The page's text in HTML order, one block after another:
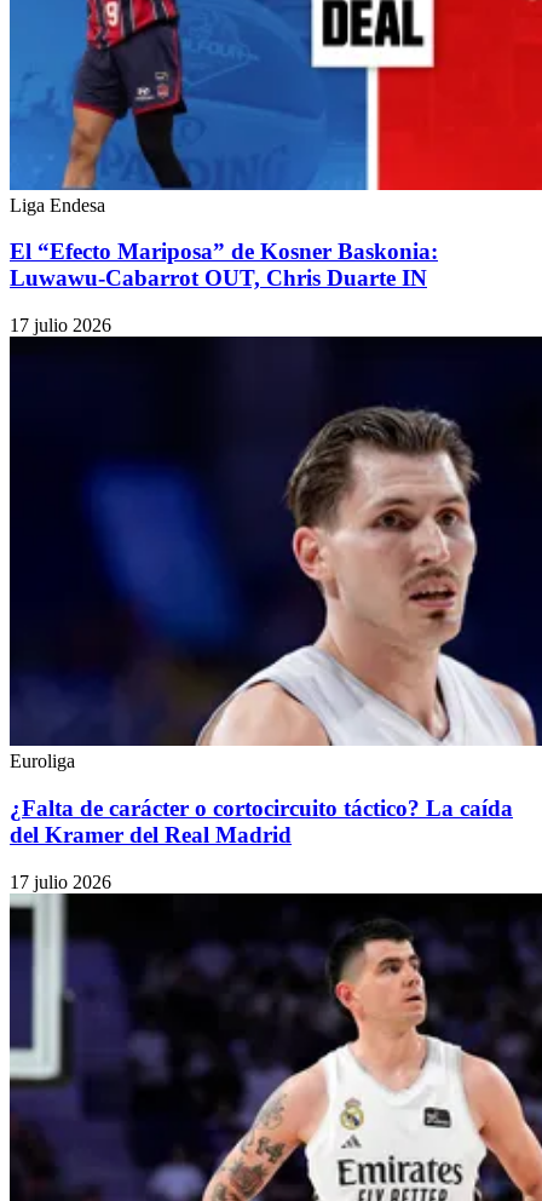
Liga Endesa
El “Efecto Mariposa” de Kosner Baskonia:
Luwawu-Cabarrot OUT, Chris Duarte IN
17 julio 2026
Euroliga
¿Falta de carácter o cortocircuito táctico? La caída
del Kramer del Real Madrid
17 julio 2026